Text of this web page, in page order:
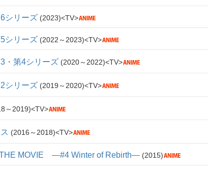
シリーズ 2023 TV
シリーズ 2022～2023 TV
第4シリーズ 2020～2022 TV
シリーズ 2019～2020 TV
～2019 TV
2016～2018 TV
THE MOVIE ―#4 Winter of Rebirth― 2015